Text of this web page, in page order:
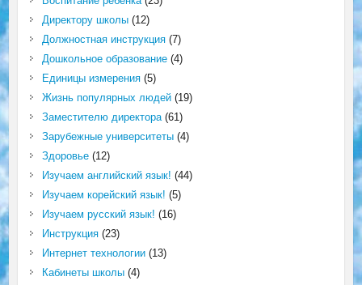
Директору школы(12)
Должностная инструкция(7)
Дошкольное образование(4)
Единицы измерения(5)
Жизнь популярных людей(19)
Заместителю директора(61)
Зарубежные университеты(4)
Здоровье(12)
Изучаем английский язык! (44)
Изучаем корейский язык! (5)
Изучаем русский язык! (16)
Инструкция(23)
Интернет технологии(13)
Кабинеты школы(4)